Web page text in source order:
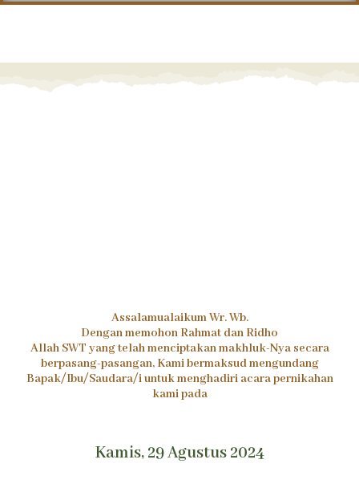
Assalamualaikum Wr. Wb.
Dengan memohon Rahmat dan Ridho
Allah SWT yang telah menciptakan makhluk-Nya secara
berpasang-pasangan, Kami bermaksud mengundang
Bapak/Ibu/Saudara/i untuk menghadiri acara pernikahan
kami pada
Kamis, 29 Agustus 2024